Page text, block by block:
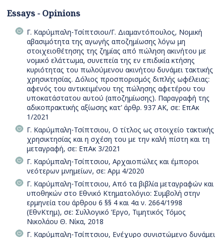
Essays - Opinions
Γ. Καρύμπαλη-Τσίπτσιου/Γ. Διαμαντόπουλος, Νομική
αβασιμότητα της αγωγής αποζημίωσης λόγω μη
στοιχειοθέτησης της ζημίας από πώληση ακινήτου με
νομικό ελάττωμα, συνεπεία της εν επιδικία κτήσης
κυριότητας του πωλούμενου ακινήτου δυνάμει τακτικής
χρησικτησίας. Δόλιος προσπορισμός διπλής ωφέλειας:
αφενός του αντικειμένου της πώλησης αφετέρου του
υποκατάστατου αυτού (αποζημίωσης). Παραγραφή της
αδικοπρακτικής αξίωσης κατ’ άρθρ. 937 ΑΚ, σε: ΕπΑκ
1/2021
Γ. Καρύμπαλη-Τσίπτσιου, Ο τίτλος ως στοιχείο τακτικής
χρησικτησίας και η σχέση του με την καλή πίστη και τη
μεταγραφή, σε: ΕπΑκ 3/2021
Γ. Καρύμπαλη-Τσίπτσιου, Αρχαιοπώλες και έμποροι
νεότερων μνημείων, σε: Αρμ 4/2020
Γ. Καρύμπαλη-Τσίπτσιου, Από τα βιβλία μεταγραφών και
υποθηκών στο Εθνικό Κτηματολόγιο: Συμβολή στην
ερμηνεία του άρθρου 6 §§ 4 και 4α ν. 2664/1998
(ΕθνΚτημ), σε: Συλλογικό Έργο, Τιμητικός Τόμος
Νικολάου Θ. Νίκα, 2018
Γ. Καρύμπαλη-Τσίπτσιου, Ενέχυρο συνιστώμενο δυνάμει